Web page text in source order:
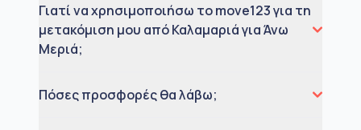
Γιατί να χρησιμοποιήσω το move123 για τη
μετακόμιση μου από Καλαμαριά για Άνω
Μεριά;
Πόσες προσφορές θα λάβω;